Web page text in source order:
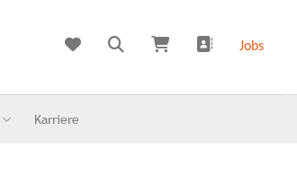
Jobs
Karriere